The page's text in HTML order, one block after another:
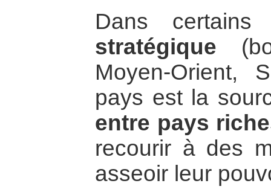
Dans
stratégique
Moyen-Orient,
pays est la
entre pays
recourir à des
asseoir leur